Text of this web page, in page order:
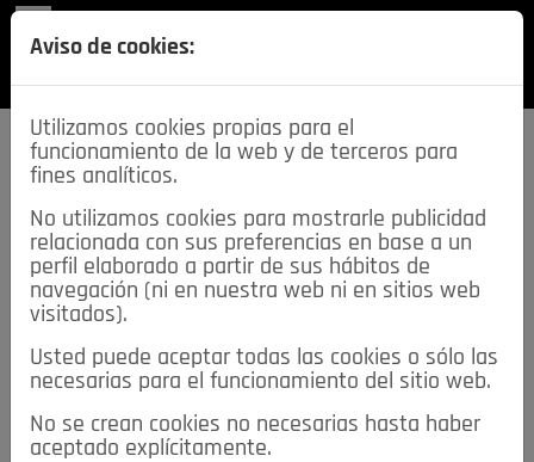
SECCIONES
descarga esta
REVISTA
≡NOTICIAS
NOTICIAS SERVICIOS DE INTERÉS
Aviso de cookies:
Utilizamos cookies propias para el
funcionamiento de la web y de terceros para
fines analíticos.
No utilizamos cookies para mostrarle publicidad
relacionada con sus preferencias en base a un
perfil elaborado a partir de sus hábitos de
navegación (ni en nuestra web ni en sitios web
visitados).
Usted puede aceptar todas las cookies o sólo las
necesarias para el funcionamiento del sitio web.
No se crean cookies no necesarias hasta haber
aceptado explícitamente.